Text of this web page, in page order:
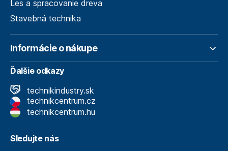
Les a spracovanie dreva
Stavebná technika
Informácie o nákupe
Ďalšie odkazy
technikindustry.sk
technikcentrum.cz
technikcentrum.hu
Sledujte nás